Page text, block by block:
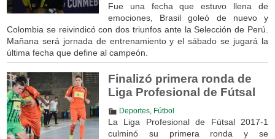
Fue una fecha que estuvo llena de
emociones, Brasil goleó de nuevo y
Colombia se reivindicó con dos triunfos ante la Selección de Perú.
Mañana será jornada de entrenamiento y el sábado se jugará la
última fecha que define al campeón.
Finalizó primera ronda de
Liga Profesional de Fútsal
Deportes, Fútbol
La Liga Profesional de Fútsal 2017-1
culminó su primera ronda y se